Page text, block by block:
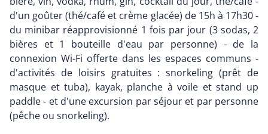
d'un goûter (thé/café et crème glacée) de 15h à 17h30 -
du minibar réapprovisionné 1 fois par jour (3 sodas, 2
bières et 1 bouteille d'eau par personne) - de la
connexion Wi-Fi offerte dans les espaces communs -
d'activités de loisirs gratuites : snorkeling (prêt de
masque et tuba), kayak, planche à voile et stand up
paddle - et d'une excursion par séjour et par personne
(pêche ou snorkeling).